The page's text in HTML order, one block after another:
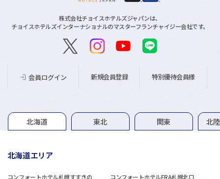
株式会社チョイスホテルズジャパンは、
チョイスホテルズインターナショナルのマスターフランチャイジー会社です。
会員ログイン 新規会員登録 特別優待会員様
グループホテル一覧
北海道 東北 関東 北
北海道エリア
コンフォートホテル札幌すすきの コンフォートホテルERA札幌北口